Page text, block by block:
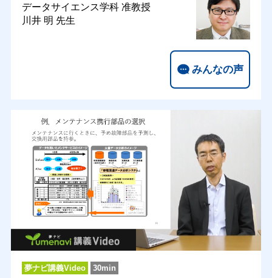
データサイエンス学科 准教授
川井 明 先生
みんなの声
夢ナビ講義Video 30min